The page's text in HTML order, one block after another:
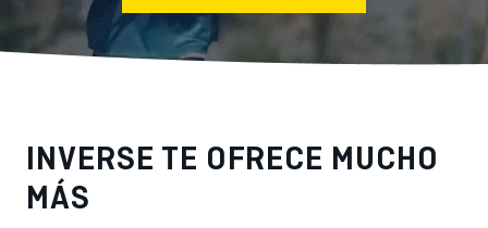
INVERSE TE OFRECE MUCHO
MÁS